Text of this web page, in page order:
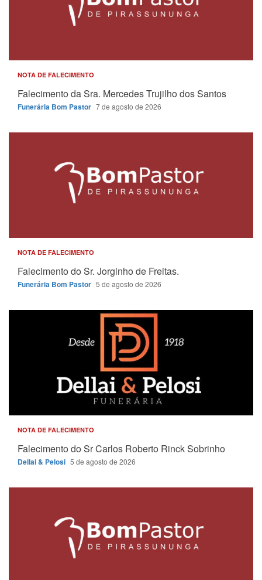
NOTA DE FALECIMENTO
Falecimento da Sra. Mercedes Trujilho dos Santos
Funerária Bom Pastor 7 de agosto de 2026
NOTA DE FALECIMENTO
Falecimento do Sr. Jorginho de Freitas.
Funerária Bom Pastor 5 de agosto de 2026
NOTA DE FALECIMENTO
Falecimento do Sr Carlos Roberto Rinck Sobrinho
Dellai & Pelosi 5 de agosto de 2026